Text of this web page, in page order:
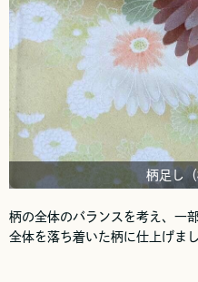
柄足し
柄の全体のバランスを考え、一
全体を落ち着いた柄に仕上げまし